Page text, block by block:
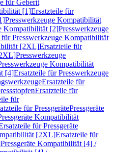
für Geberit
[1]Ersatzteile für
Presswerkzeuge Kompatibilität
Kompatibilität [2]Presswerkzeuge
für Presswerkzeuge Kompatibilität
[2XL]Ersatzteile für
Presswerkzeuge
Kompatibilität
[4]Ersatzteile für Presswerkzeuge
Ersatzteile für
Ersatzteile für
für
für PressgerätePressgeräte
Kompatibilität
für Pressgeräte
[2XL]Ersatzteile für
Pressgeräte Kompatibilität [4] /